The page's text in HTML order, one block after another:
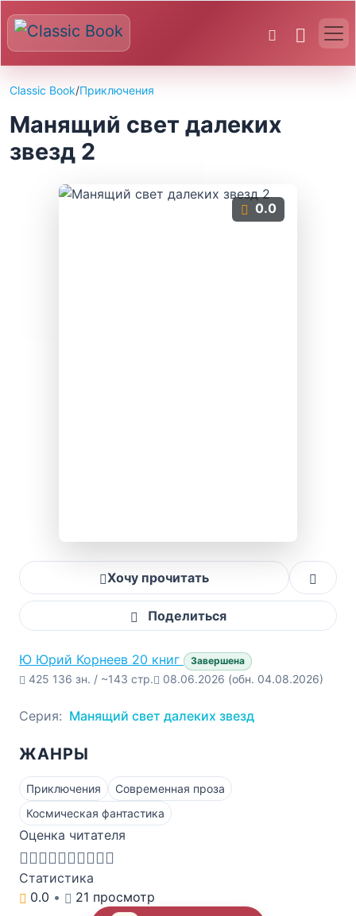
Classic Book/Приключения
Манящий свет далеких
звезд 2
0.0
Хочу прочитать
Поделиться
Ю Юрий Корнеев 20 книг Завершена
425 136 зн. / ~143 стр. 08.06.2026 (обн. 04.08.2026)
Серия: Манящий свет далеких звезд
ЖАНРЫ
Приключения
Современная проза
Космическая фантастика
Оценка читателя
Статистика
0.0 •
21 просмотр